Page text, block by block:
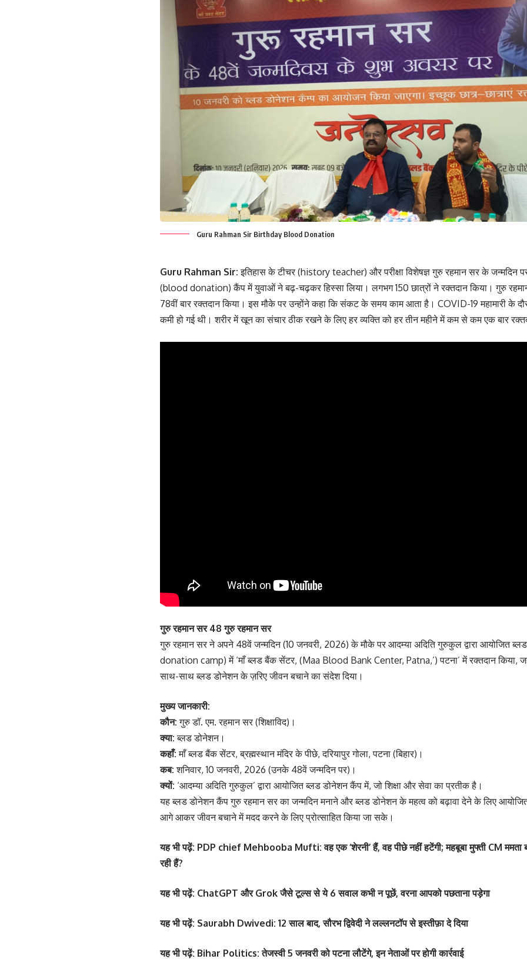
Guru Rahman Sir Birthday Blood Donation
Guru Rahman Sir:इतिहास के टीचर (history teacher) और परीक्षा विशेषज्ञ गुरु रहमान सर के जन्मदिन
(blood donation) कैंप में युवाओं ने बढ़-चढ़कर हिस्सा लिया। लगभग 150 छात्रों ने रक्तदान किया। गुरु
78वीं बार रक्तदान किया। इस मौके पर उन्होंने कहा कि संकट के समय काम आता है। COVID-19 महामारी के
कमी हो गई थी। शरीर में खून का संचार ठीक रखने के लिए हर व्यक्ति को हर तीन महीने में कम से कम एक बार
गुरु रहमान सर 48 गुरु रहमान सर
गुरु रहमान सर ने अपने 48वें जन्मदिन (10 जनवरी, 2026) के मौके पर आदम्या अदिति गुरुकुल द्वारा आयोजित
donation camp) में ‘माँ ब्लड बैंक सेंटर, (Maa Blood Bank Center, Patna,’) पटना’ में रक्तदान किया,
साथ-साथ ब्लड डोनेशन के ज़रिए जीवन बचाने का संदेश दिया।
मुख्य जानकारी:
कौन: गुरु डॉ. एम. रहमान सर (शिक्षाविद)।
क्या:ब्लड डोनेशन।
कहाँ:माँ ब्लड बैंक सेंटर, ब्रह्मस्थान मंदिर के पीछे, दरियापुर गोला, पटना (बिहार)।
कब:शनिवार, 10 जनवरी, 2026 (उनके 48वें जन्मदिन पर)।
क्यों: ‘आदम्या अदिति गुरुकुल’ द्वारा आयोजित ब्लड डोनेशन कैंप में, जो शिक्षा और सेवा का प्रतीक है।
यह ब्लड डोनेशन कैंप गुरु रहमान सर का जन्मदिन मनाने और ब्लड डोनेशन के महत्व को बढ़ावा देने के लिए आयोजित
आगे आकर जीवन बचाने में मदद करने के लिए प्रोत्साहित किया जा सके।
यह भी पढ़ें: PDP chief Mehbooba Mufti: वह एक ‘शेरनी’ हैं, वह पीछे नहीं हटेंगी; महबूबा मुफ्ती CM ममता
रही हैं?
यह भी पढ़ें: ChatGPT और Grok जैसे टूल्स से ये 6 सवाल कभी न पूछें, वरना आपको पछताना पड़ेगा
यह भी पढ़ें: Saurabh Dwivedi: 12 साल बाद, सौरभ द्विवेदी ने लल्लनटॉप से ​​इस्तीफ़ा दे दिया
यह भी पढ़ें: Bihar Politics: तेजस्वी 5 जनवरी को पटना लौटेंगे, इन नेताओं पर होगी कार्रवाई